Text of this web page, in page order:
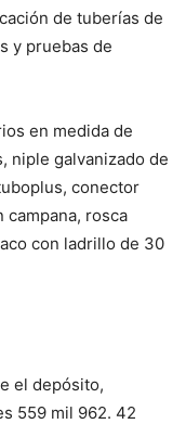
de tuberías de
y pruebas de
en medida de
niple galvanizado de
conector
campana, rosca
con ladrillo de 30
el depósito,
559 mil 962. 42